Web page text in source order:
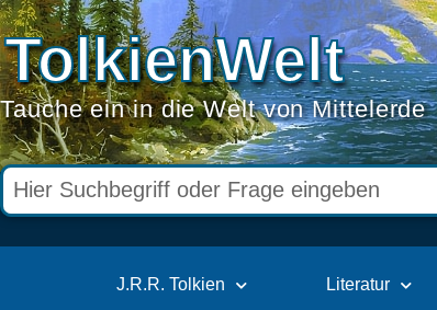
TolkienWelt
Tauche ein in die Welt von Mittelerde
J.R.R. Tolkien Literatur